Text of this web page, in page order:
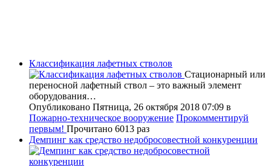
Классификация лафетных стволов
Стационарный или
переносной лафетный ствол – это важный элемент
оборудования…
Опубликовано Пятница, 26 октября 2018 07:09 в
Пожарно-техническое вооружение Прокомментируй
первым! Прочитано 6013 раз
Демпинг как средство недобросовестной конкуренции